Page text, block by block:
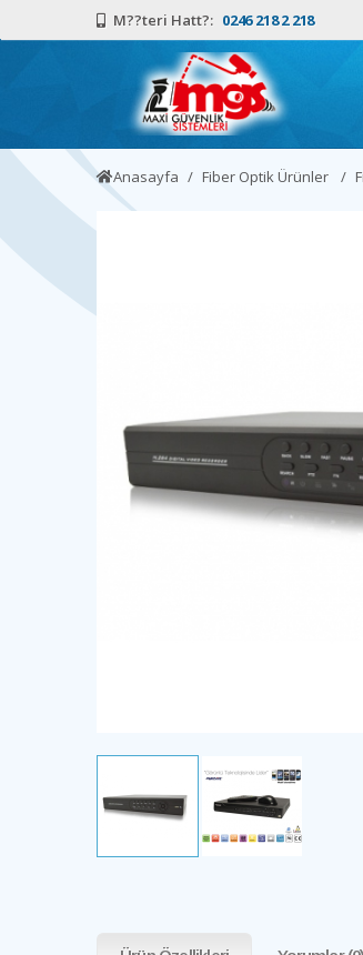
M??teri Hatt?: 0246 218 2 218
Anasayfa Fiber Optik Ürünler